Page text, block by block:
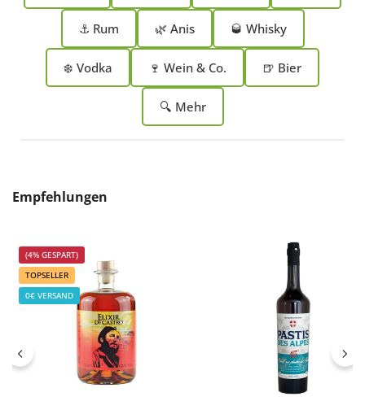
⚓ Rum 🌿 Anis 🥃 Whisky
❄️ Vodka 🍷 Wein & Co. 🍺 Bier
🔍 Mehr
Produktgalerie überspringen
Empfehlungen
(4% GESPART)
TOPSELLER
0€ VERSAND